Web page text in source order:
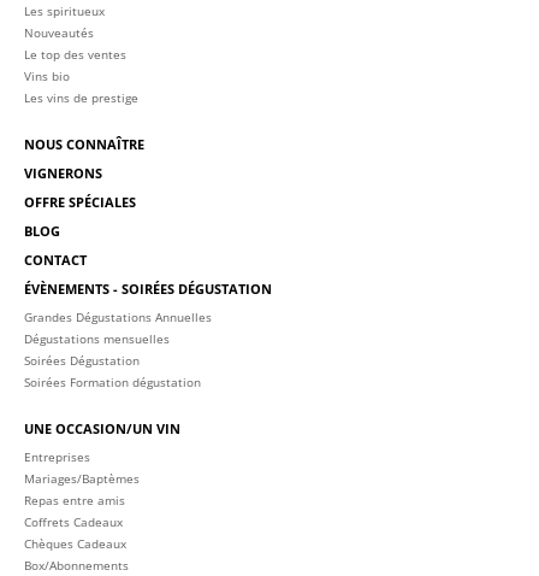
Les spiritueux
Nouveautés
Le top des ventes
Vins bio
Les vins de prestige
NOUS CONNAÎTRE
VIGNERONS
OFFRE SPÉCIALES
BLOG
CONTACT
ÉVÈNEMENTS - SOIRÉES DÉGUSTATION
Grandes Dégustations Annuelles
Dégustations mensuelles
Soirées Dégustation
Soirées Formation dégustation
UNE OCCASION/UN VIN
Entreprises
Mariages/Baptèmes
Repas entre amis
Coffrets Cadeaux
Chèques Cadeaux
Box/Abonnements